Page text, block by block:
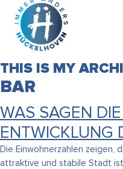
Zum Hauptinhalt springen
THIS IS MY
BAR
WAS SAGEN
ENTWICKLUNG
Die Einwohnerzahlen zeigen,
attraktive und stabile Stadt